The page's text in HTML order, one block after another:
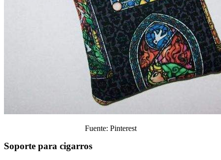
Fuente: Pinterest
Soporte para cigarros